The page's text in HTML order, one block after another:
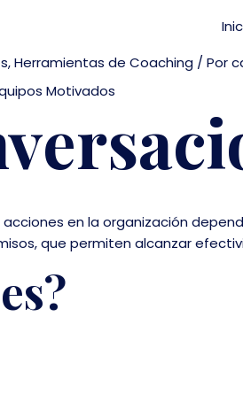
,Herramientas de Coaching / Por
Motivados
en la organización
que permiten alcanzar